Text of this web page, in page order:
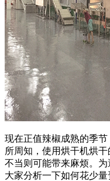
现在正值辣椒成熟的季
所周知，使用烘干机烘
不当则可能带来麻烦。
大家分析一下如何花少